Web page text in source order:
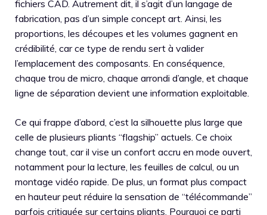
fichiers CAD. Autrement dit, il s’agit d’un langage de
fabrication, pas d’un simple concept art. Ainsi, les
proportions, les découpes et les volumes gagnent en
crédibilité, car ce type de rendu sert à valider
l’emplacement des composants. En conséquence,
chaque trou de micro, chaque arrondi d’angle, et chaque
ligne de séparation devient une information exploitable.
Ce qui frappe d’abord, c’est la silhouette plus large que
celle de plusieurs pliants “flagship” actuels. Ce choix
change tout, car il vise un confort accru en mode ouvert,
notamment pour la lecture, les feuilles de calcul, ou un
montage vidéo rapide. De plus, un format plus compact
en hauteur peut réduire la sensation de “télécommande”
parfois critiquée sur certains pliants. Pourquoi ce parti